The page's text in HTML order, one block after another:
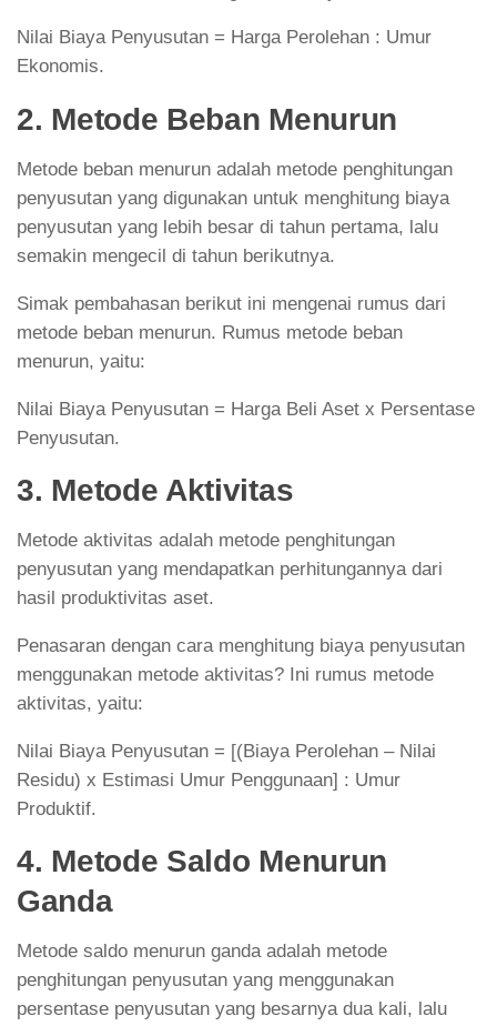
Nilai Biaya Penyusutan = Harga Perolehan : Umur
Ekonomis.
2. Metode Beban Menurun
Metode beban menurun adalah metode penghitungan
penyusutan yang digunakan untuk menghitung biaya
penyusutan yang lebih besar di tahun pertama, lalu
semakin mengecil di tahun berikutnya.
Simak pembahasan berikut ini mengenai rumus dari
metode beban menurun. Rumus metode beban
menurun, yaitu:
Nilai Biaya Penyusutan = Harga Beli Aset x Persentase
Penyusutan.
3. Metode Aktivitas
Metode aktivitas adalah metode penghitungan
penyusutan yang mendapatkan perhitungannya dari
hasil produktivitas aset.
Penasaran dengan cara menghitung biaya penyusutan
menggunakan metode aktivitas? Ini rumus metode
aktivitas, yaitu:
Nilai Biaya Penyusutan = [(Biaya Perolehan – Nilai
Residu) x Estimasi Umur Penggunaan] : Umur
Produktif.
4. Metode Saldo Menurun
Ganda
Metode saldo menurun ganda adalah metode
penghitungan penyusutan yang menggunakan
persentase penyusutan yang besarnya dua kali, lalu